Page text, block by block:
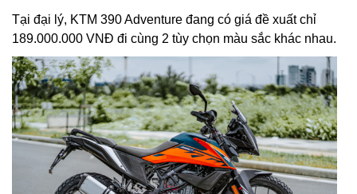
Tại đại lý, KTM 390 Adventure đang có giá đề xuất chỉ
189.000.000 VNĐ đi cùng 2 tùy chọn màu sắc khác nhau.